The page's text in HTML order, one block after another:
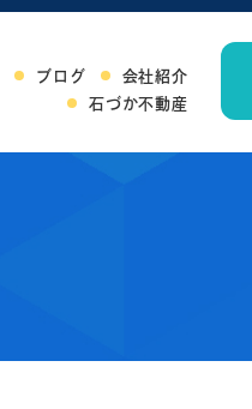
ブログ
会社紹介
石づか不動産